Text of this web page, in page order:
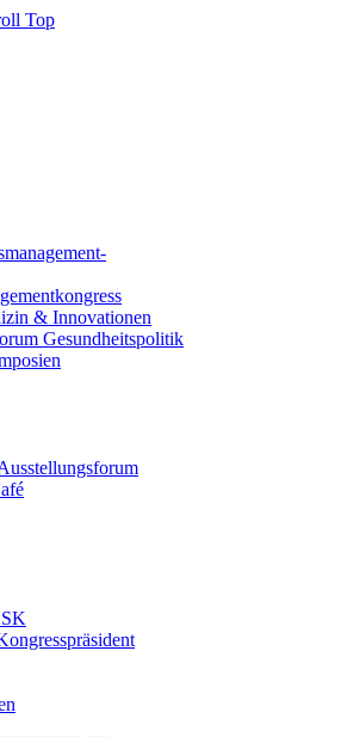
Top
& Innovationen
Gesundheitspolitik